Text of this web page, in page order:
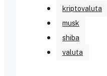
kriptovaluta
musk
shiba
valuta